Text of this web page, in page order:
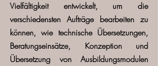
Vielfältigkeit entwickelt, um die
verschiedensten Aufträge bearbeiten zu
können, wie technische Übersetzungen,
Beratungseinsätze, Konzeption und
Übersetzung von Ausbildungsmodulen